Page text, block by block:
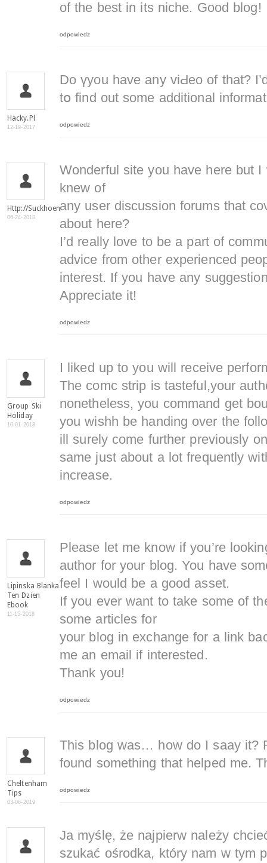
of the best in its niche. Good blog!
odpowiedz
Hacky.pl
12-19-2017
Do үyou have any viԀeo of that?
tօ find out some additional
odpowiedz
Http://suckhoenamkhoa.com/
06-24-2018
Wonderful site you have here but
knew of
any user discussion forums that
about here?
I’d really love to be a part of
advice from other experienced
interest. If you have any
Appreciate it!
odpowiedz
Group Ski
Holiday
10-01-2018
I liked up to you will receive
The comc strip is tasteful,your
nonetheless, you command get
you wishh be handing over the
ill surely come further previously
same just about a lot frequently
increase.
odpowiedz
Lipinska Blanka
Ten Dzien
Ebook
11-15-2018
Please let me know if you’re
author for your blog. You have
feel I would be a good asset.
If you ever want to take some of
some articles for
your blog in exchange for a link
me an email if interested.
Thank you!
odpowiedz
Cheltenham
Tips
03-06-2019
This blog was… how do I saay it?
found something that helped me.
odpowiedz
Ja myślę, że najpierw należy
szukać ośrodka, który nam w tym